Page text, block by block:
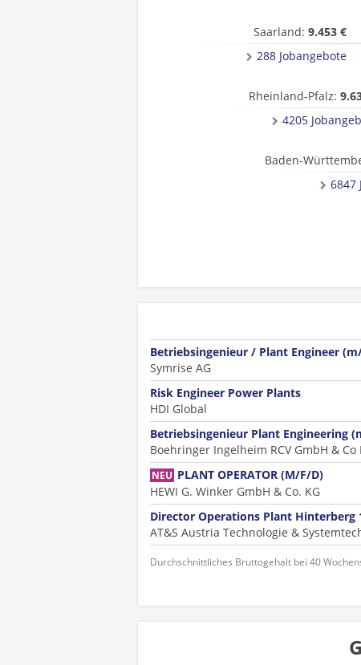
Baden-
6847
Rheinland-Pfalz:
4205
Saarland: 9.453 €
288 Jobangebote
Betriebsingenieur / Plant Engineer
Symrise AG
Risk Engineer Power Plants
HDI Global
Betriebsingenieur Plant Engineering
Boehringer Ingelheim RCV GmbH & Co
NEU PLANT OPERATOR (M/F/D)
HEWI G. Winker GmbH & Co. KG
Director Operations Plant Hinterberg
AT&S Austria Technologie &
Durchschnittliches Bruttogehalt bei 40